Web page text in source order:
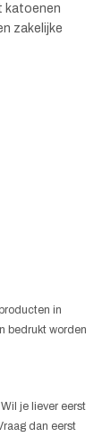
katoenen
zakelijke
in
bedrukt worden
je liever eerst
dan eerst